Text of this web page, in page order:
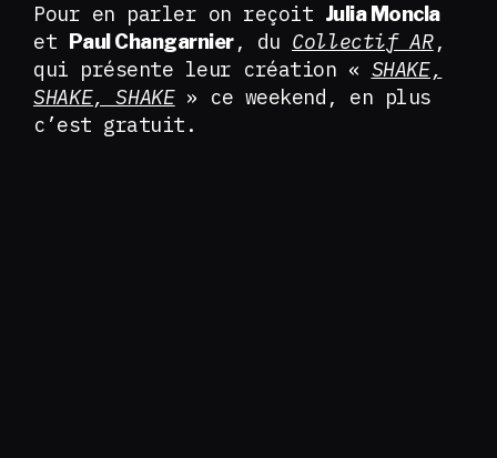
Pour en parler on reçoit Julia Moncla
et Paul Changarnier, du Collectif AR,
qui présente leur création « SHAKE,
SHAKE, SHAKE» ce weekend, en plus
c’est gratuit.